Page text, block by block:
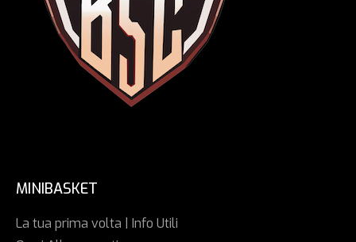
MINIBASKET
La tua prima volta | Info Utili